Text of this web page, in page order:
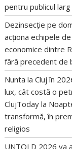
pentru publicul larg
Dezinsecție pe
acționa echipele
economice dintre
fără precedent de
Nunta la Cluj în
lux, cât costă o
ClujToday la
transformă, în
religios
UNTOLD 2026 va